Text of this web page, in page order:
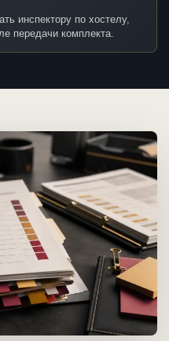
инспектору по хостелу,
передачи комплекта.